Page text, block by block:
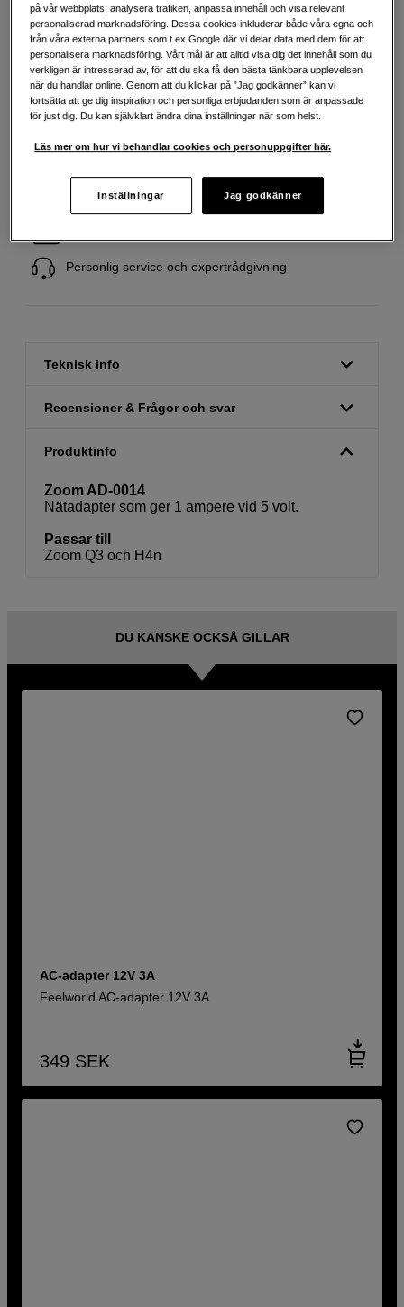
299 SEK
Handla tryggt med delbetalning eller faktura Info
Antal
Lägg i kundvagn
Fri frakt vid köp över 1 500 kronor
Personlig service och expertrådgivning
Teknisk info
Recensioner & Frågor och svar
Produktinfo
Zoom AD-0014
Nätadapter som ger 1 ampere vid 5 volt.
Passar till
Zoom Q3 och H4n
DU KANSKE OCKSÅ GILLAR
AC-adapter 12V 3A
Feelworld AC-adapter 12V 3A
349 SEK
på vår webbplats, analysera trafiken, anpassa innehåll och visa relevant
personaliserad marknadsföring. Dessa cookies inkluderar både våra egna och
från våra externa partners som t.ex Google där vi delar data med dem för att
personalisera marknadsföring. Vårt mål är att alltid visa dig det innehåll som du
verkligen är intresserad av, för att du ska få den bästa tänkbara upplevelsen
när du handlar online. Genom att du klickar på ”Jag godkänner” kan vi
fortsätta att ge dig inspiration och personliga erbjudanden som är anpassade
för just dig. Du kan självklart ändra dina inställningar när som helst.
Läs mer om hur vi behandlar cookies och personuppgifter här.
Inställningar Jag godkänner